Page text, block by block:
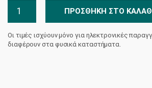
Σαντορίνη
Αρτέμης
Καραμολέγκος
ΠΡΟΣΘΉΚΗ ΣΤΟ
Οι τιμές ισχύουν μόνο για ηλεκτρονικές
διαφέρουν στα φυσικά καταστήματα.